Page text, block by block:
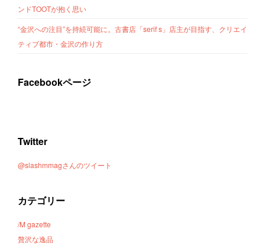
ンドTOOTが抱く思い
“金沢への注目”を持続可能に。古書店「serif s」店主が目指す、クリエイ
ティブ都市・金沢の作り方
Facebookページ
Twitter
@slashmmagさんのツイート
カテゴリー
/M gazette
贅沢な逸品